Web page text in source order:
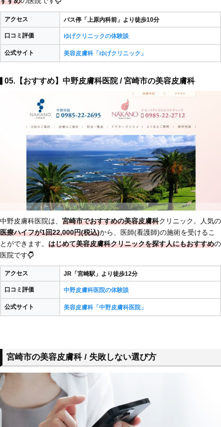
アクセス バス停「上原内科前」より徒歩10分
口コミ評価 ゆげクリニックの体験談
公式サイト 美容皮膚科「ゆげクリニック」
05.【おすすめ】中野皮膚科医院 / 宮崎市の美容皮膚科
中野皮膚科医院は、 宮崎市でおすすめの美容皮膚科クリニック。人気の
医療ハイフが1回22,000円(税込)から、医師(看護師)の施術を受けるこ
とができます。 はじめて美容皮膚科クリニックを探す人にもおすすめの
医院です
アクセス JR「宮崎駅」より徒歩12分
口コミ評価 中野皮膚科医院の体験談
公式サイト 美容皮膚科「中野皮膚科医院」
宮崎市の美容皮膚科 / 失敗しない選び方